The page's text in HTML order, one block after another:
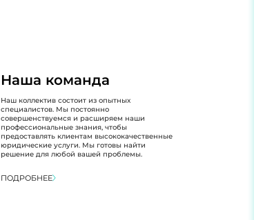
Наша команда
Наш коллектив состоит из опытных
специалистов. Мы постоянно
совершенствуемся и расширяем наши
профессиональные знания, чтобы
предоставлять клиентам высококачественные
юридические услуги. Мы готовы найти
решение для любой вашей проблемы.
ПОДРОБНЕЕ